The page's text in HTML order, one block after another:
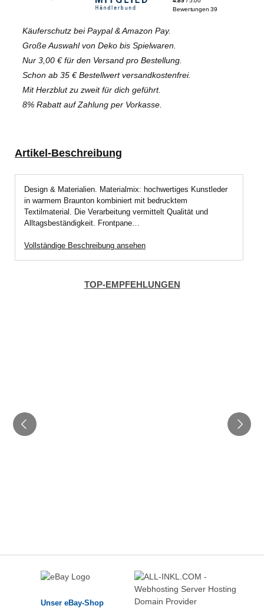
Käuferschutz bei Paypal & Amazon Pay.
Große Auswahl von Deko bis Spielwaren.
Nur 3,00 € für den Versand pro Bestellung.
Schon ab 35 € Bestellwert versandkostenfrei.
Mit Herzblut zu zweit für dich geführt.
8% Rabatt auf Zahlung per Vorkasse.
Artikel-Beschreibung
Design & Materialien. Materialmix: hochwertiges Kunstleder
in warmem Braunton kombiniert mit bedrucktem
Textilmaterial. Die Verarbeitung vermittelt Qualität und
Alltagsbeständigkeit. Frontpane…
Vollständige Beschreibung ansehen
TOP-EMPFEHLUNGEN
Unser eBay-Shop